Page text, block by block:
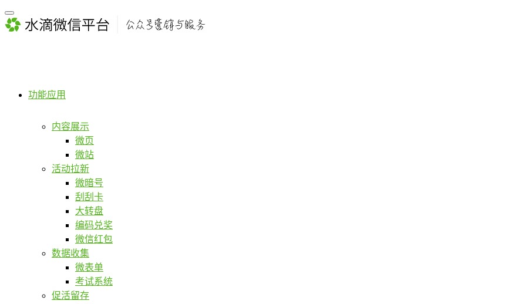
功能应用
内容展示
微页
微站
活动拉新
微暗号
刮刮卡
大转盘
编码兑奖
微信红包
数据收集
微表单
考试系统
促活留存